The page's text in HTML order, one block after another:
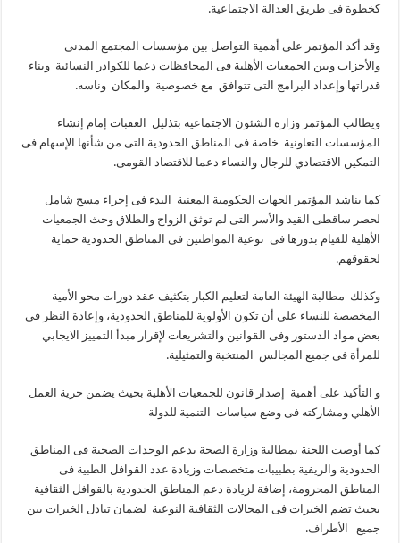
كخطوة فى طريق العدالة الاجتماعية.
وقد أكد المؤتمر على أهمية التواصل بين مؤسسات المجتمع المدنى
والأحزاب وبين الجمعيات الأهلية فى المحافظات دعما للكوادر النسائية وبناء
قدراتها وإعداد البرامج التى تتوافق مع خصوصية والمكان وناسه.
ويطالب المؤتمر وزارة الشئون الاجتماعية بتذليل العقبات إمام إنشاء
المؤسسات التعاونية خاصة فى المناطق الحدودية التى من شأنها الإسهام فى
التمكين الاقتصادي للرجال والنساء دعما للاقتصاد القومى.
كما يناشد المؤتمر الجهات الحكومية المعنية البدء فى إجراء مسح شامل
لحصر ساقطى القيد والأسر التى لم توثق الزواج والطلاق وحث الجمعيات
الأهلية للقيام بدورها فى توعية المواطنين فى المناطق الحدودية حماية
لحقوقهم.
وكذلك مطالبة الهيئة العامة لتعليم الكبار بتكثيف عقد دورات محو الأمية
المخصصة للنساء على أن تكون الأولوية للمناطق الحدودية، وإعادة النظر فى
بعض مواد الدستور وفى القوانين والتشريعات لإقرار مبدأ التمييز الايجابي
للمرأة فى جميع المجالس المنتخبة والتمثيلية.
و التأكيد على أهمية إصدار قانون للجمعيات الأهلية بحيث يضمن حرية العمل
الأهلي ومشاركته فى وضع سياسات التنمية للدولة
كما أوصت اللجنة بمطالبة وزارة الصحة بدعم الوحدات الصحية فى المناطق
الحدودية والريفية بطبيبات متخصصات وزيادة عدد القوافل الطبية فى
المناطق المحرومة، إضافة لزيادة دعم المناطق الحدودية بالقوافل الثقافية
بحيث تضم الخبرات فى المجالات الثقافية النوعية لضمان تبادل الخبرات بين
جميع الأطراف.